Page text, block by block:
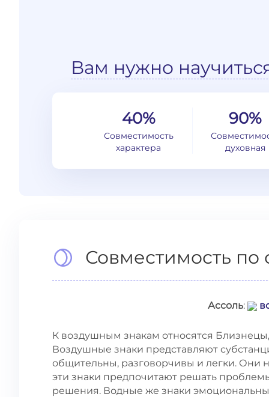
Вам нужно
40%
Совместимость
характера
90%
духовная
Совместимость по
Ассоль:
К воздушным знакам относятся
Воздушные знаки представляют
общительны, разговорчивы и легки. Они
эти знаки предпочитают решать
решения. Водные же знаки